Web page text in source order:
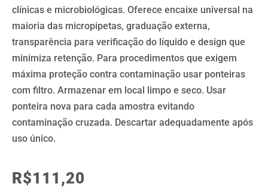
clínicas e microbiológicas. Oferece encaixe universal na
maioria das micropipetas, graduação externa,
transparência para verificação do líquido e design que
minimiza retenção. Para procedimentos que exigem
máxima proteção contra contaminação usar ponteiras
com filtro. Armazenar em local limpo e seco. Usar
ponteira nova para cada amostra evitando
contaminação cruzada. Descartar adequadamente após
uso único.
R$111,20